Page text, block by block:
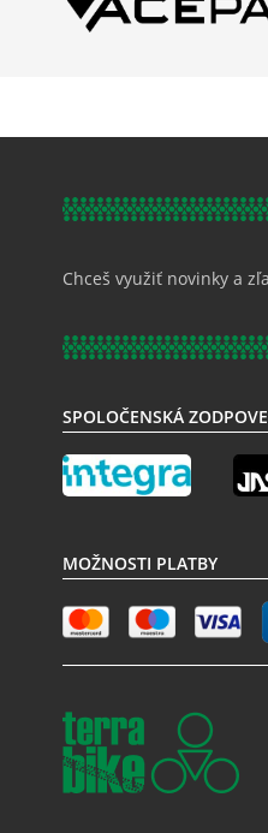
Chceš využiť novinky a
SPOLOČENSKÁ
MOŽNOSTI PLATBY